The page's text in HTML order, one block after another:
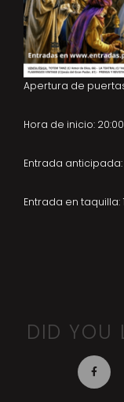
Apertura de
Hora de inicio:
Entrada anticipada:
Entrada en taquilla:
DID YOU